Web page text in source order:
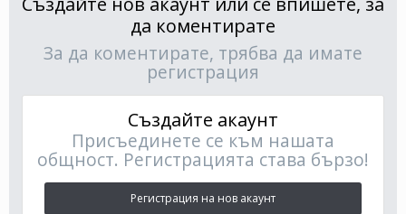
да коментирате
За да коментирате, трябва да имате
регистрация
Създайте акаунт
Присъединете се към нашата
общност. Регистрацията става бързо!
Регистрация на нов акаунт